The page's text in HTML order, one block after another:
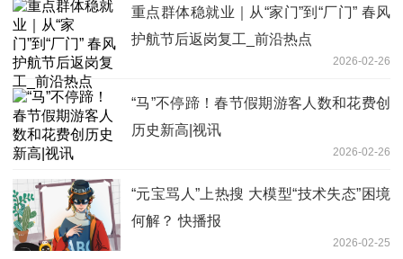
重点群体稳就业｜从“家门”到“厂门” 春风
护航节后返岗复工_前沿热点
2026-02-26
“马”不停蹄！春节假期游客人数和花费创
历史新高|视讯
2026-02-26
“元宝骂人”上热搜 大模型“技术失态”困境
何解？ 快播报
2026-02-25